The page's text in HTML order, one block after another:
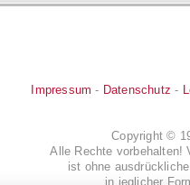
Impressum - Datenschutz -
Copyright ©
Alle Rechte vorbehalten!
ist ohne
in jeglicher